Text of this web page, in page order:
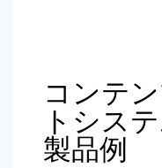
コンテ
トシス
製品例